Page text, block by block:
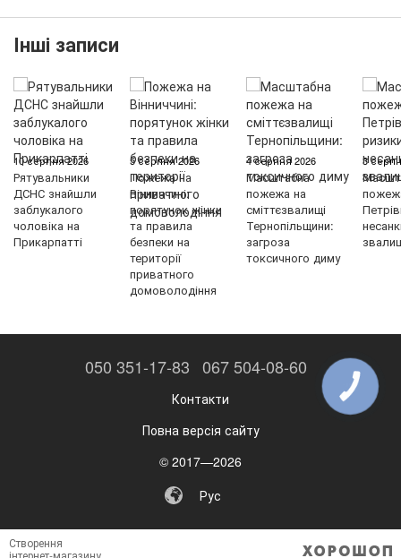
Інші записи
10 серпня 2026
Рятувальники
ДСНС знайшли
заблукалого
чоловіка на
Прикарпатті
5 серпня 2026
Пожежа на
Вінниччині:
порятунок жінки
та правила
безпеки на
території
приватного
домоволодіння
4 серпня 2026
Масштабна
пожежа на
сміттєзвалищі
Тернопільщини:
загроза
токсичного диму
3
050 351-17-83 067 504-08-60
Контакти
Повна версія сайту
© 2017—2026
Рус
Створення
інтернет-магазину
КНОПКА
ЗВ'ЯЗКУ